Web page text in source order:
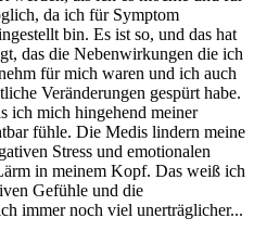
da ich für Symptom
bin. Es ist so, und das hat
das die Nebenwirkungen die ich
für mich waren und ich auch
Veränderungen gespürt habe.
ich mich hingehend meiner
fühle. Die Medis lindern meine
Stress und emotionalen
in meinem Kopf. Das weiß ich
Gefühle und die
immer noch viel unerträglicher...